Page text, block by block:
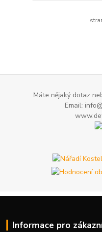
Máte nějaký dotaz
Email:
Informace pro